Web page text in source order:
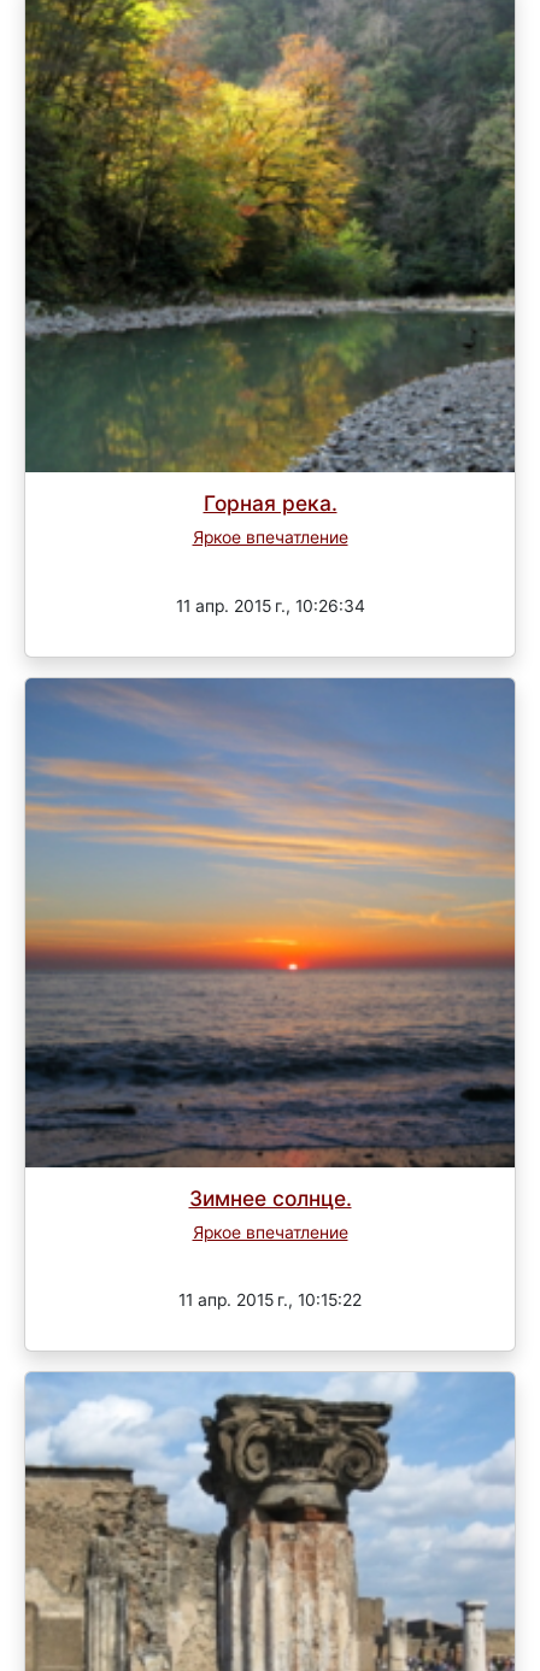
Горная река.
Яркое впечатление
11 апр. 2015 г., 10:26:34
Зимнее солнце.
Яркое впечатление
11 апр. 2015 г., 10:15:22